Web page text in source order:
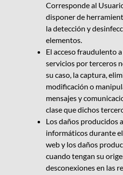
Corresponde al
disponer de
la detección y
elementos.
El acceso fraudulento
servicios por terceros
su caso, la captura,
modificación o
mensajes y
clase que dichos
Los daños producidos
informáticos durante el
web y los daños
cuando tengan su
desconexiones en las